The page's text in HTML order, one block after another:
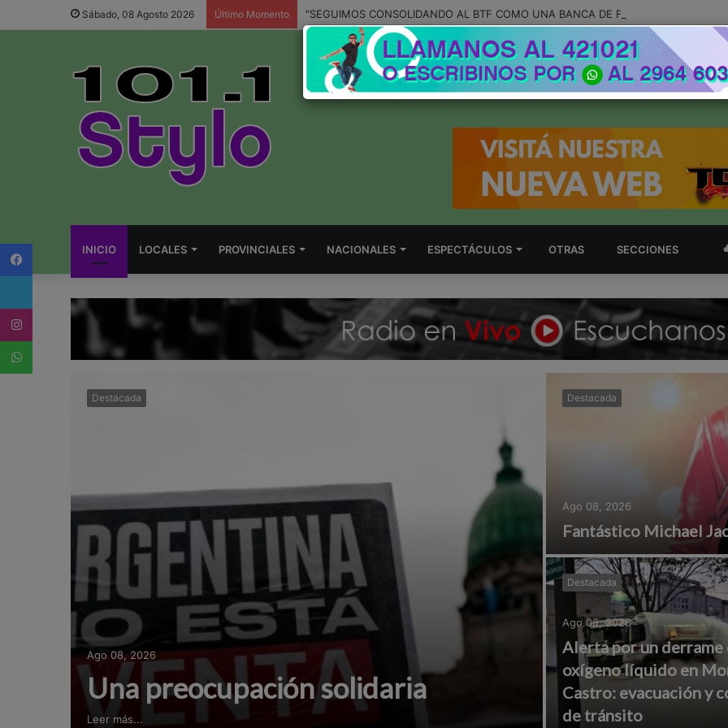
Sábado, 08 Agosto 2026 Último Momento
INICIO LOCALES PROVINCIALES NACIONALES ESPECTÁCULOS OTRAS SECCIONES
Destacada
Ago 08, 2026
Una preocupación solidaria
Leer más...
Destacada
Ago 08, 2026
Fantástico Michael
Destacada
Ago 08, 2026
Alerta por un derrame
oxígeno líquido en
Castro: evacuación y
de tránsito
Twitter
Instagram